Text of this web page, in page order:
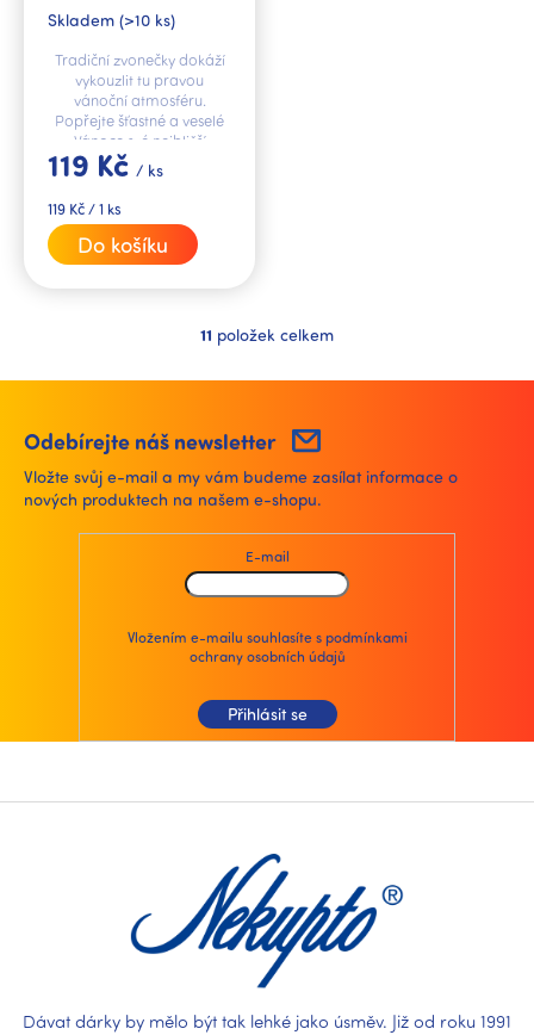
Skladem (>10 ks)
119 Kč / ks
Měrná
cena:
119 Kč / 1 ks
Do košíku
Tradiční zvonečky dokáží
vykouzlit tu pravou
vánoční atmosféru.
Popřejte šťastné a veselé
Vánoce své nejbližší
jménem PAVLÍNA.
O
l
d
a
c
í
r
v
k
v
ý
i
s
u
11 položek celkem
Odebírejte náš newsletter
Vložte svůj e-mail a my vám budeme zasílat informace o
nových produktech na našem e-shopu.
E-mail
Vložením e-mailu souhlasíte spodmínkami
ochrany osobních údajů
Přihlásit se
p
Dávat dárky by mělo být tak lehké jako úsměv. Již od roku 1991